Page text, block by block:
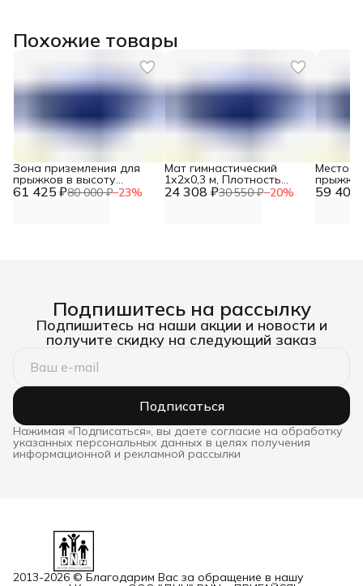
Похожие товары
61 425 ₽80 000 ₽−23%
Зона приземления для
прыжков в высоту
200*300*30 см, Плотность 24 308 ₽30 550 ₽−20%
Мат гимнастический
1х2х0,3 м, Плотность
поролона 22 кг/м3, 1 мат 59 400
Место
Подпишитесь на рассылку
Подпишитесь на наши акции и новости и
получите скидку на следующий заказ
Подписаться
Нажимая «Подписаться», вы даете согласие на обработку
указанных персональных данных в целях получения
информационной и рекламной рассылки
2013-2026 © Благодарим Вас за обращение в нашу